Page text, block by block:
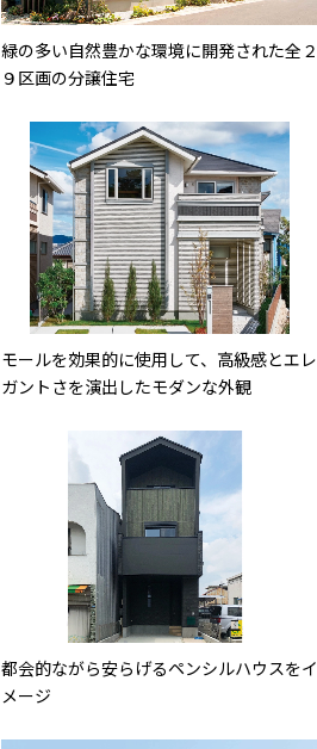
緑の多い自然豊かな環境に開発された全２
９区画の分譲住宅
モールを効果的に使用して、高級感とエレ
ガントさを演出したモダンな外観
都会的ながら安らげるペンシルハウスをイ
メージ